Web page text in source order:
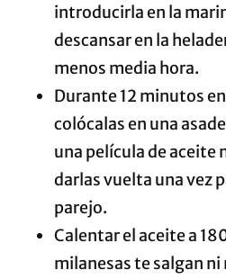
introducirla en la
descansar en la
menos media hora.
Durante 12 minutos
colócalas en una
una película de aceite
darlas vuelta una vez
parejo.
Calentar el aceite a
milanesas te salgan ni